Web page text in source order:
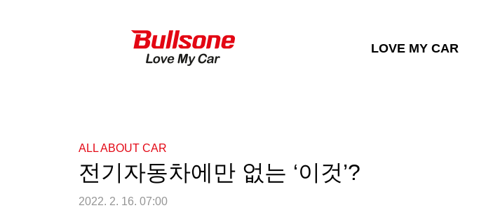
LOVE MY CAR
ALL ABOUT CAR
전기자동차에만 없는 ‘이것’?
2022. 2. 16. 07:00